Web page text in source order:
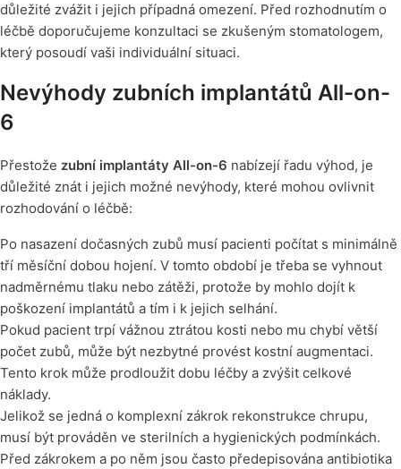
důležité zvážit i jejich případná omezení. Před rozhodnutím o
léčbě doporučujeme konzultaci se zkušeným stomatologem,
který posoudí vaši individuální situaci.
Nevýhody zubních implantátů All-on-
6
Přestože zubní implantáty All-on-6 nabízejí řadu výhod, je
důležité znát i jejich možné nevýhody, které mohou ovlivnit
rozhodování o léčbě:
Po nasazení dočasných zubů musí pacienti počítat s minimálně
tří měsíční dobou hojení. V tomto období je třeba se vyhnout
nadměrnému tlaku nebo zátěži, protože by mohlo dojít k
poškození implantátů a tím i k jejich selhání.
Pokud pacient trpí vážnou ztrátou kosti nebo mu chybí větší
počet zubů, může být nezbytné provést kostní augmentaci.
Tento krok může prodloužit dobu léčby a zvýšit celkové
náklady.
Jelikož se jedná o komplexní zákrok rekonstrukce chrupu,
musí být prováděn ve sterilních a hygienických podmínkách.
Před zákrokem a po něm jsou často předepisována antibiotika